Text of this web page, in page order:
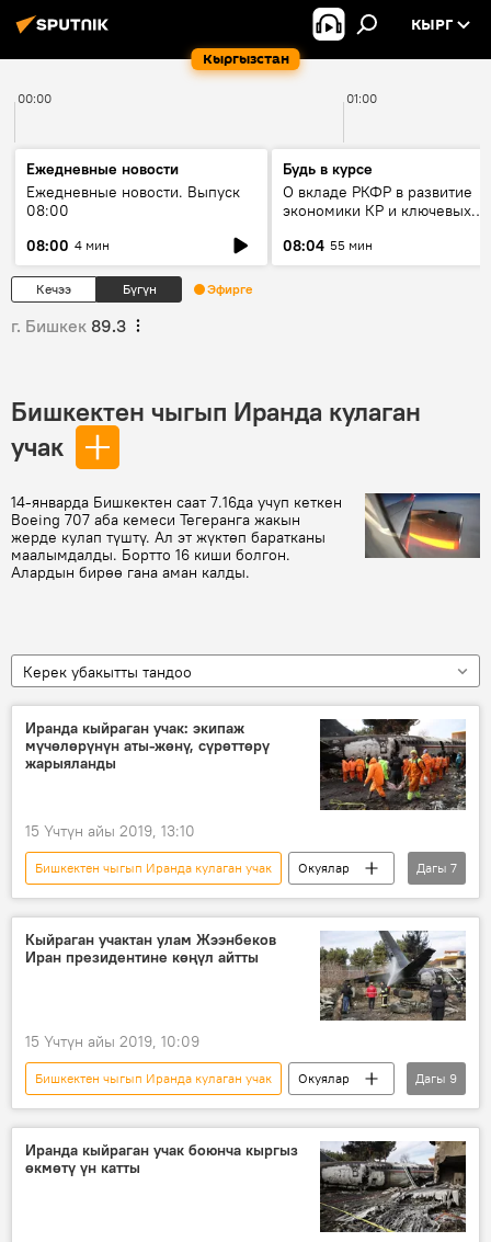
Кыргызстан
КЫРГ
00:00 01:00
Ежедневные новости
Ежедневные новости. Выпуск
08:00
08:00 4 мин
Будь в курсе
О вкладе РКФР в развитие
экономики КР и ключевых
08:04 55 мин
Кечээ Бүгүн Эфирге
г. Бишкек 89.3
Бишкектен чыгып Иранда кулаган
учак
14-январда Бишкектен саат 7.16да учуп кеткен
Boeing 707 аба кемеси Тегеранга жакын
жерде кулап түштү. Ал эт жүктөп баратканы
маалымдалды. Бортто 16 киши болгон.
Алардын бирөө гана аман калды.
Керек убакытты тандоо
Иранда кыйраган учак: экипаж
мүчөлөрүнүн аты-жөнү, сүрөттөрү
жарыяланды
15 Үчтүн айы 2019, 13:10
Бишкектен чыгып Иранда кулаган учак
Окуялар
Басма сөзгө баяндама
Дүйнөдө
Жаңылыктар
Иран
Кыйроо
экипаж
Дагы 7
Кыйраган учактан улам Жээнбеков
Иран президентине көңүл айтты
15 Үчтүн айы 2019, 10:09
Бишкектен чыгып Иранда кулаган учак
Окуялар
Кыргызстан
Дүйнөдө
Жаңылыктар
Иран
Сооронбай Жээнбеков
Хасан Роухани
Дагы 9
Иранда кыйраган учак боюнча кыргыз
өкмөтү үн катты